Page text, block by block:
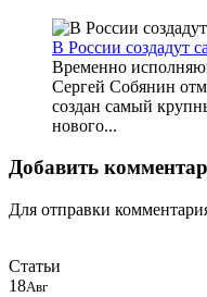
В России создадут
Временно
Сергей Собянин
создан самый
нового...
Добавить
Для отправки
Статьи
18Авг